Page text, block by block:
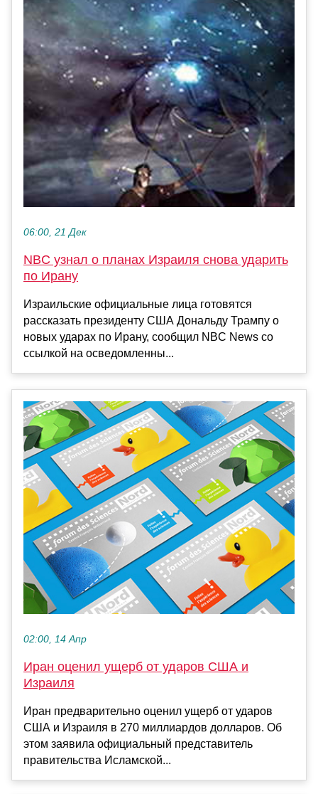
06:00, 21 Дек
NBC узнал о планах Израиля снова ударить
по Ирану
Израильские официальные лица готовятся
рассказать президенту США Дональду Трампу о
новых ударах по Ирану, сообщил NBC News со
ссылкой на осведомленны...
02:00, 14 Апр
Иран оценил ущерб от ударов США и
Израиля
Иран предварительно оценил ущерб от ударов
США и Израиля в 270 миллиардов долларов. Об
этом заявила официальный представитель
правительства Исламской...